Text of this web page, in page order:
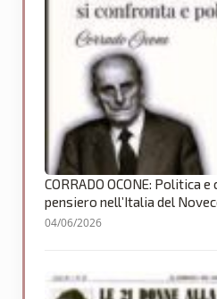
CORRADO OCONE: Politica
pensiero nell’Italia del
04/06/2026